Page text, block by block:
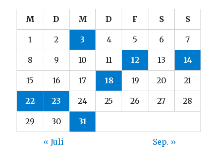
M D M D F S S
1 2 3 4 5 6 7
8 9 10 11 12 13 14
15 16 17 18 19 20 21
22 23 24 25 26 27 28
29 30 31
« Juli Sep. »